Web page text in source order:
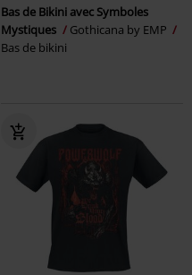
Bas de Bikini avec Symboles
Mystiques
Gothicana by EMP
Bas de bikini